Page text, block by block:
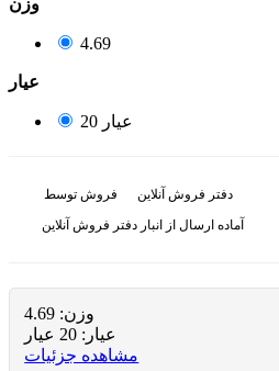
وزن
4.69
عيار
20 عیار
فروش توسط
دفتر فروش آنلاین
آماده ارسال از انبار دفتر فروش آنلاین
وزن: 4.69
عيار: 20 عیار
مشاهده جزئیات